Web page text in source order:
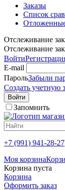
Заказы
Список
Отслеживание
Отслеживание
Войти
E-mail
ПарольЗабыли
Создать учетную
Войти
Запомнить
+7 (991) 941-28-27
Моя корзина
Корзина пуста
Корзина
Оформить заказ